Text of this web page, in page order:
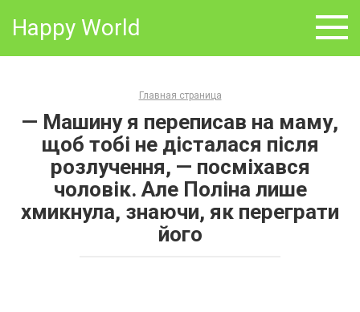
Happy World
Главная страница
— Машину я переписав на маму,
щоб тобі не дісталася після
розлучення, — посміхався
чоловік. Але Поліна лише
хмикнула, знаючи, як переграти
його